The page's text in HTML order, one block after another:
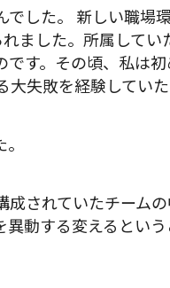
した。 新しい職場
ました。所属して
す。その頃、私は
失敗を経験していた
されていたチーム
動する変えるとい